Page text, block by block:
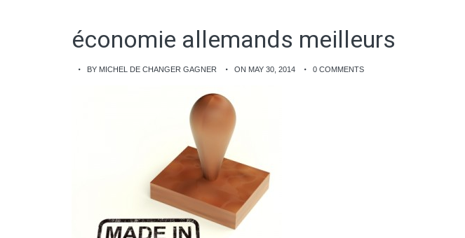
économie allemands meilleurs
BY MICHEL DE CHANGER GAGNER ON MAY 30, 2014 0 COMMENTS